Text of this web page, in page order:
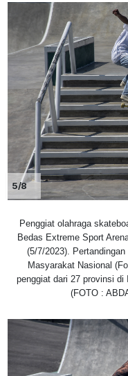
5/8
Penggiat olahraga
Bedas Extreme Sport
(5/7/2023).
Masyarakat Nasional
penggiat dari 27 provinsi di
(FOTO :